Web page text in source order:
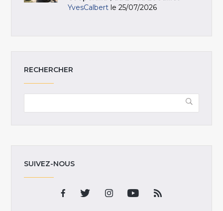
YvesCalbert le 25/07/2026
RECHERCHER
SUIVEZ-NOUS